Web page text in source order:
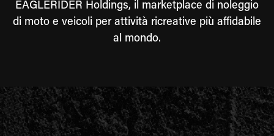
EAGLERIDER Holdings, il marketplace di noleggio
di moto e veicoli per attività ricreative più affidabile
al mondo.